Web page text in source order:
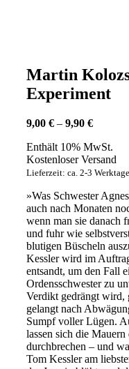
Martin
Experiment
9,00 € – 9,90 €
bis
9,90 €
Enthält 10% MwSt.
Kostenloser Versand
Lieferzeit: ca. 2-3 Werktage
»Was Schwester
auch nach Monaten
wenn man sie danach
und fuhr wie
blutigen Büscheln
Kessler wird im
entsandt, um den Fall
Ordensschwester zu
Verdikt gedrängt wird,
gelangt nach
Sumpf voller Lügen.
lassen sich die
durchbrechen – und
Tom Kessler am